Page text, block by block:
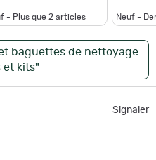
- Plus que 2 articles Neuf -
baguettes de nettoyage
et kits"
Signaler